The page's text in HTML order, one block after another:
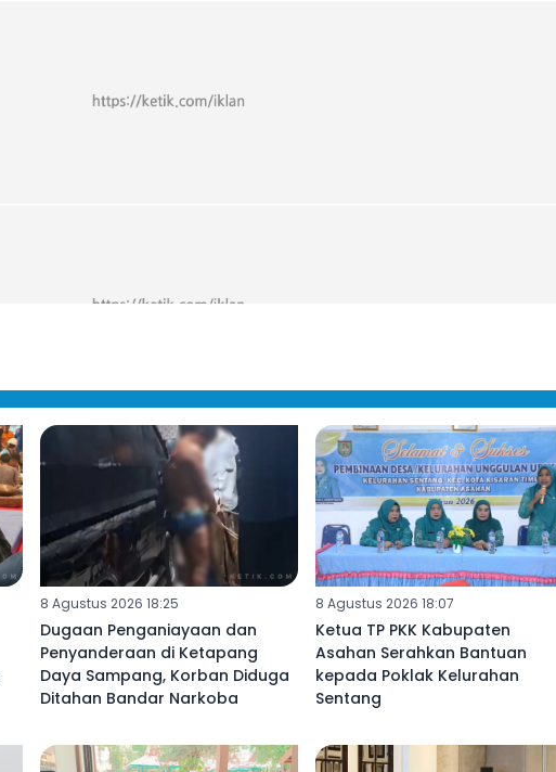
8 Agustus 2026 18:25
Dugaan Penganiayaan dan
Penyanderaan di Ketapang
Daya Sampang, Korban Diduga
Ditahan Bandar Narkoba
8 Agustus 2026 18:07
Ketua TP PKK Kabupaten
Asahan Serahkan Bantuan
kepada Poklak Kelurahan
Sentang